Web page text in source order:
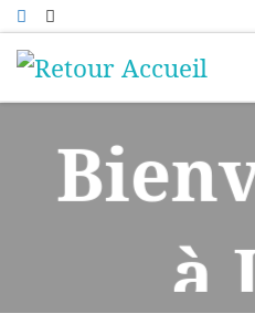
Passer au contenu
à